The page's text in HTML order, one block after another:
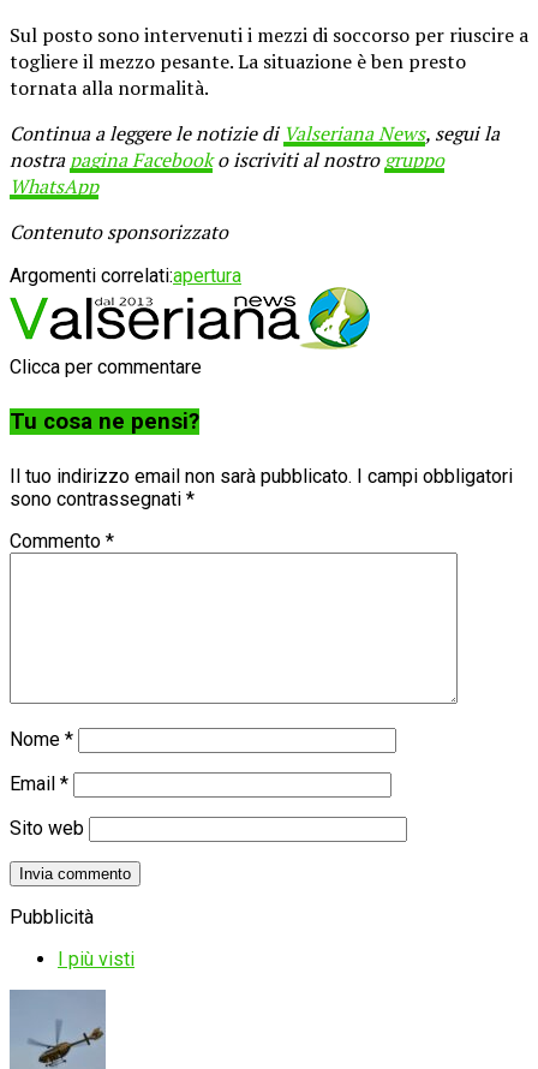
Sul posto sono intervenuti i mezzi di soccorso per riuscire a
togliere il mezzo pesante. La situazione è ben presto
tornata alla normalità.
Continua a leggere le notizie di Valseriana News, segui la
nostrapagina Facebooko iscriviti al nostrogruppo
WhatsApp
Contenuto sponsorizzato
Argomenti correlati:apertura
Clicca per commentare
Tu cosa ne pensi?
Il tuo indirizzo email non sarà pubblicato. I campi obbligatori
sono contrassegnati *
Commento *
Nome *
Email *
Sito web
Pubblicità
I più visti